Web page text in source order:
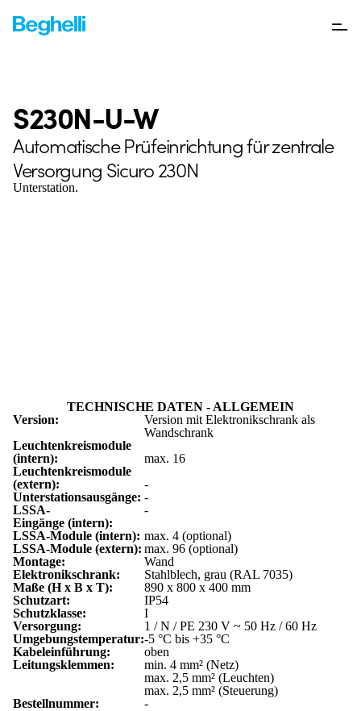
S230N-U-W
Automatische Prüfeinrichtung für zentrale
Versorgung Sicuro 230N
Unterstation.
TECHNISCHE DATEN - ALLGEMEIN
Version:
Version mit Elektronikschrank als
Wandschrank
Leuchtenkreismodule
(intern):
max. 16
Leuchtenkreismodule
(extern):
-
Unterstationsausgänge: -
LSSA-
Eingänge (intern):
-
LSSA-Module (intern): max. 4 (optional)
LSSA-Module (extern): max. 96 (optional)
Montage:
Wand
Elektronikschrank:
Stahlblech, grau (RAL 7035)
Maße (H x B x T):
890 x 800 x 400 mm
Schutzart:
IP54
Schutzklasse:
I
Versorgung:
1 / N / PE 230 V ~ 50 Hz / 60 Hz
Umgebungstemperatur:-5 °C bis +35 °C
Kabeleinführung:
oben
Leitungsklemmen:
min. 4 mm² (Netz)
max. 2,5 mm² (Leuchten)
max. 2,5 mm² (Steuerung)
Bestellnummer:
-